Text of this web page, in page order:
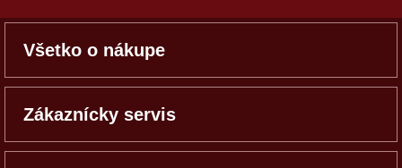
Všetko o nákupe
Zákaznícky servis